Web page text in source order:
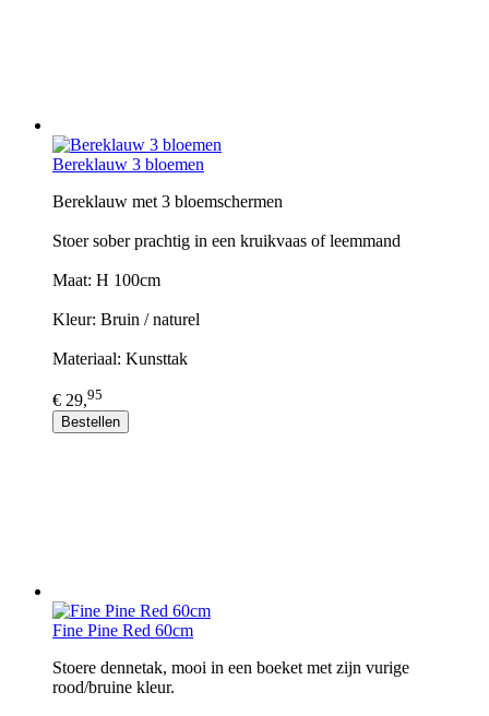
Bereklauw 3 bloemen
Bereklauw met 3 bloemschermen
Stoer sober prachtig in een kruikvaas of leemmand
Maat: H 100cm
Kleur: Bruin / naturel
Materiaal: Kunsttak
€ 29,95
Bestellen
Fine Pine Red 60cm
Stoere dennetak, mooi in een boeket met zijn vurige
rood/bruine kleur.